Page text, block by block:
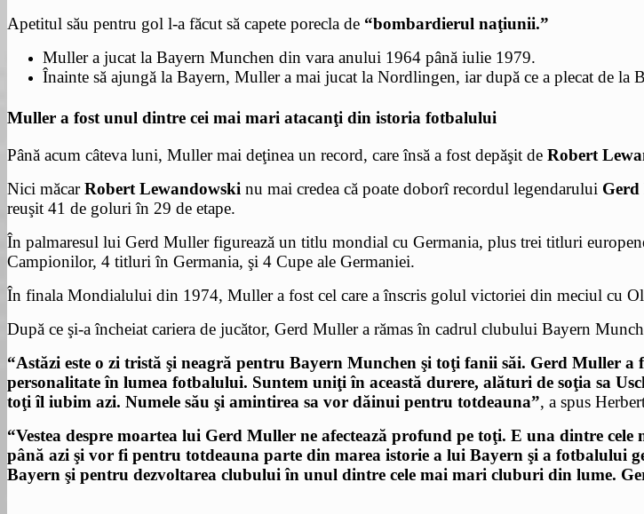
Apetitul său pentru gol l-a făcut să capete porecla de “bombardierul naţiunii.”
Muller a jucat la Bayern Munchen din vara anului 1964 până iulie 1979.
Înainte să ajungă la Bayern, Muller a mai jucat la Nordlingen, iar după ce a plecat de
Muller a fost unul dintre cei mai mari atacanţi din istoria fotbalului
Până acum câteva luni, Muller mai deţinea un record, care însă a fost depăşit de Robert
Nici măcarRobert Lewandowski nu mai credea că poate doborî recordul legendarului
reuşit 41 de goluri în 29 de etape.
În palmaresul lui Gerd Muller figurează un titlu mondial cu Germania, plus trei titluri
Campionilor, 4 titluri în Germania, şi 4 Cupe ale Germaniei.
În finala Mondialului din 1974, Muller a fost cel care a înscris golul victoriei din meciul cu
După ce şi-a încheiat cariera de jucător, Gerd Muller a rămas în cadrul clubului Bayern
“Astăzi este o zi tristă şi neagră pentru Bayern Munchen şi toţi fanii săi. Gerd Muller
personalitate în lumea fotbalului. Suntem uniţi în această durere, alături de soţia sa
toţi îl iubim azi. Numele său şi amintirea sa vor dăinui pentru totdeauna”, a spus
“Vestea despre moartea lui Gerd Muller ne afectează profund pe toţi. E una dintre
până azi şi vor fi pentru totdeauna parte din marea istorie a lui Bayern şi a fotbalului
Bayern şi pentru dezvoltarea clubului în unul dintre cele mai mari cluburi din lume.